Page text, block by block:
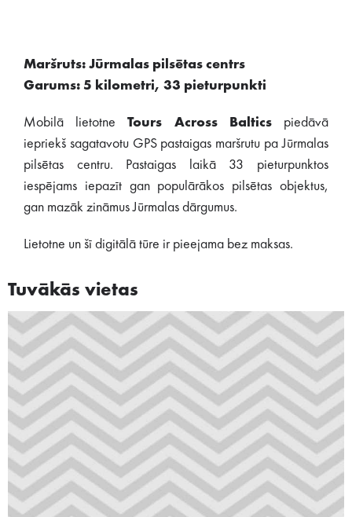
Maršruts: Jūrmalas pilsētas centrs
Garums: 5 kilometri, 33 pieturpunkti
Mobilā lietotneTours Across Balticspiedāvā
iepriekš sagatavotu GPS pastaigas maršrutu pa Jūrmalas
pilsētas centru. Pastaigas laikā 33 pieturpunktos
iespējams iepazīt gan populārākos pilsētas objektus,
gan mazāk zināmus Jūrmalas dārgumus.
Lietotne un šī digitālā tūre ir pieejama bez maksas.
Tuvākās vietas